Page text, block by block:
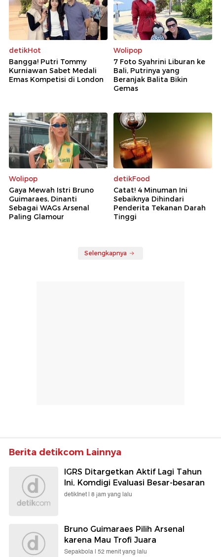
detikHot
Bangga! Putri Tommy
Kurniawan Sabet Medali
Emas Kompetisi di London
Wolipop
7 Foto Syahrini Liburan ke
Bali, Putrinya yang
Beranjak Balita Bikin
Gemas
Wolipop
Gaya Mewah Istri Bruno
Guimaraes, Dinanti
Sebagai WAGs Arsenal
Paling Glamour
detikFood
Catat! 4 Minuman Ini
Sebaiknya Dihindari
Penderita Tekanan Darah
Tinggi
Selengkapnya
Berita detikcom Lainnya
IGRS Ditargetkan Aktif Lagi Tahun
Ini, Komdigi Evaluasi Besar-besaran
detikInet | 8 jam yang lalu
Bruno Guimaraes Pilih Arsenal
karena Mau Trofi Juara
Sepakbola | 52 menit yang lalu